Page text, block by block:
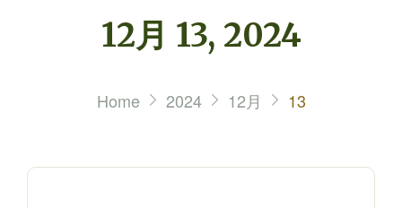
12月 13, 2024
Home 2024 12月 13